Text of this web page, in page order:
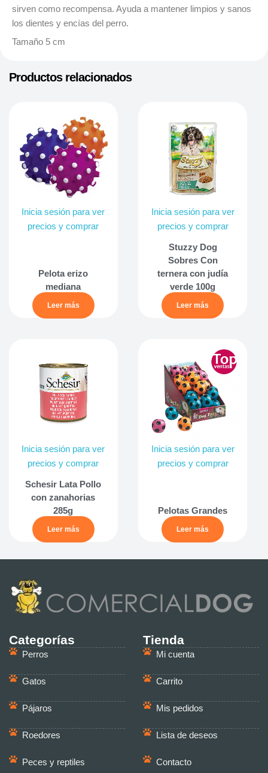
sirven como recompensa. Ayuda a mantener limpios y sanos
los dientes y encías del perro.
Tamaño 5 cm
Productos relacionados
Inicia sesión para ver
precios y comprar
Pelota erizo
mediana
Leer más
Inicia sesión para ver
precios y comprar
Stuzzy Dog
Sobres Con
ternera con judía
verde 100g
Leer más
Inicia sesión para ver
precios y comprar
Schesir Lata Pollo
con zanahorias
285g
Leer más
Inicia sesión para ver
precios y comprar
Pelotas Grandes
Leer más
Categorías
Perros
Gatos
Pájaros
Roedores
Peces y reptiles
Tienda
Mi cuenta
Carrito
Mis pedidos
Lista de deseos
Contacto